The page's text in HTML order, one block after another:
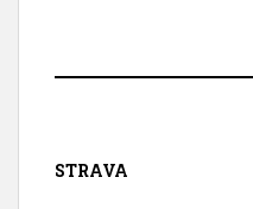
STRAVA